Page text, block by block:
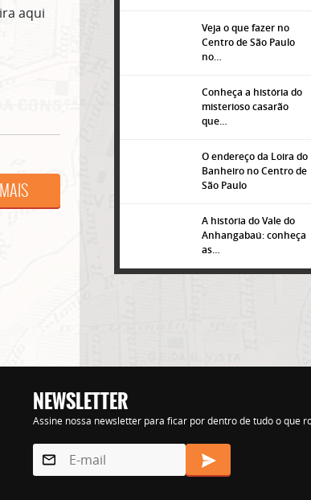
aqui
Veja o que fazer no
Centro de São Paulo
no…
Conheça a história do
misterioso casarão
que…
O endereço da Loira do
Banheiro no Centro de
São Paulo
A história do Vale do
Anhangabaú: conheça
as…
NEWSLETTER
Assine nossa newsletter para ficar por dentro de tudo o que
labore quia nobis nihil tempora
est.